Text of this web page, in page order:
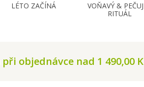
LÉTO ZAČÍNÁ
VOŇAVÝ &
RITUÁL
při objednávce nad 1 490,00